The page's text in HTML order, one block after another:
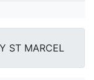
ST MARCEL